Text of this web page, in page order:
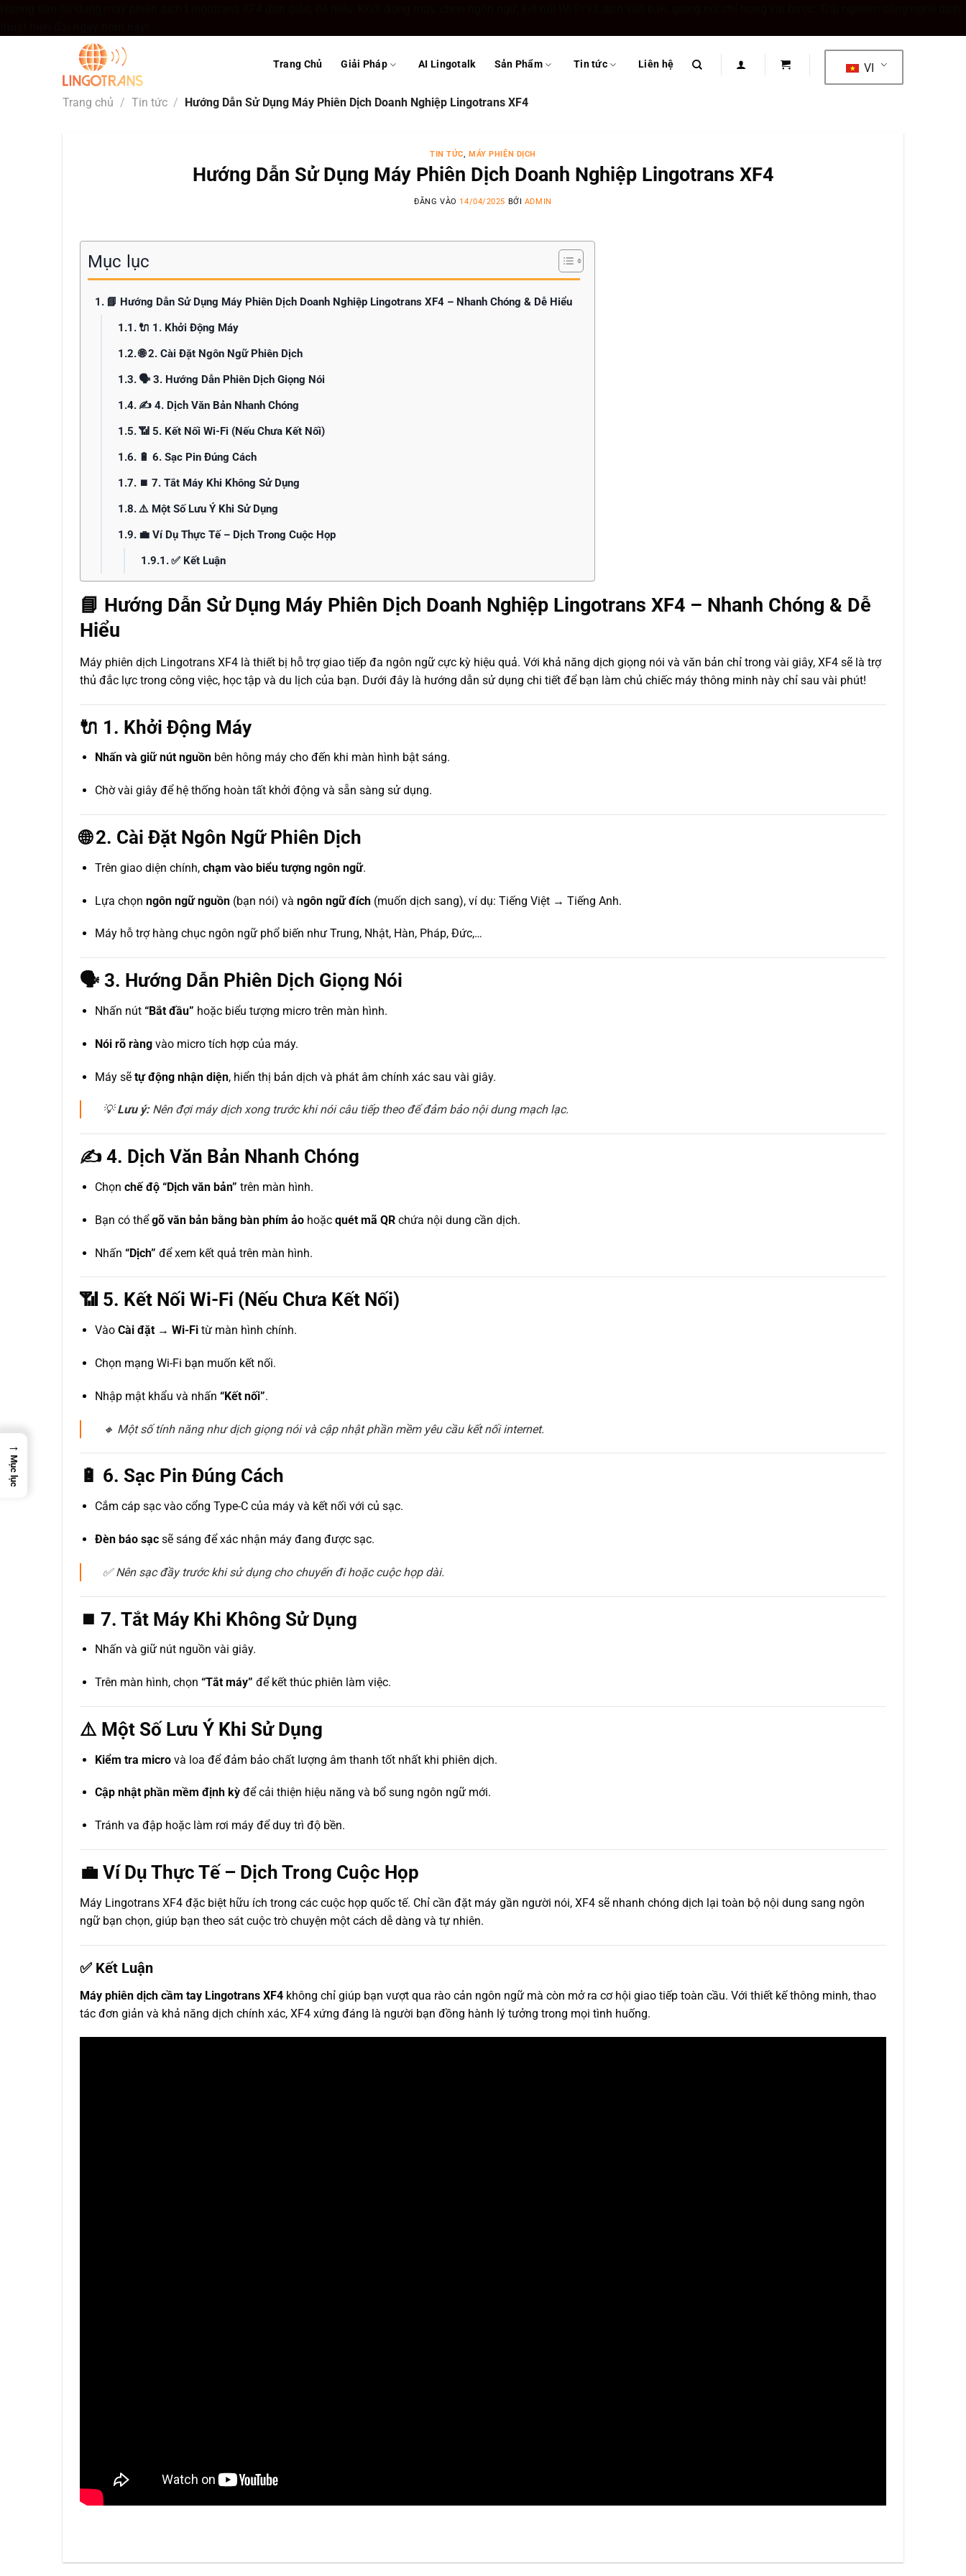
Trang Chủ Giải Pháp AI Lingotalk Sản Phẩm Tin tức Liên hệ VI
Trang chủ / Tin tức / Hướng Dẫn Sử Dụng Máy Phiên Dịch Doanh Nghiệp Lingotrans XF4
TIN TỨC,MÁY PHIÊN DỊCH
Hướng Dẫn Sử Dụng Máy Phiên Dịch Doanh Nghiệp Lingotrans XF4
ĐĂNG VÀO 14/04/2025 BỞI ADMIN
Mục lục
📘 Hướng Dẫn Sử Dụng Máy Phiên Dịch Doanh Nghiệp Lingotrans XF4 – Nhanh Chóng & Dễ Hiểu
🔌 1. Khởi Động Máy
🌐 2. Cài Đặt Ngôn Ngữ Phiên Dịch
🗣️ 3. Hướng Dẫn Phiên Dịch Giọng Nói
✍️ 4. Dịch Văn Bản Nhanh Chóng
📶 5. Kết Nối Wi-Fi (Nếu Chưa Kết Nối)
🔋 6. Sạc Pin Đúng Cách
⏹️ 7. Tắt Máy Khi Không Sử Dụng
⚠️ Một Số Lưu Ý Khi Sử Dụng
💼 Ví Dụ Thực Tế – Dịch Trong Cuộc Họp
✅ Kết Luận
📘 Hướng Dẫn Sử Dụng Máy Phiên Dịch Doanh Nghiệp Lingotrans XF4 – Nhanh Chóng & Dễ
Hiểu
Máy phiên dịch Lingotrans XF4 là thiết bị hỗ trợ giao tiếp đa ngôn ngữ cực kỳ hiệu quả. Với khả năng dịch giọng nói và văn bản chỉ trong vài giây, XF4 sẽ là trợ
thủ đắc lực trong công việc, học tập và du lịch của bạn. Dưới đây là hướng dẫn sử dụng chi tiết để bạn làm chủ chiếc máy thông minh này chỉ sau vài phút!
🔌 1. Khởi Động Máy
Nhấn và giữ nút nguồnbên hông máy cho đến khi màn hình bật sáng.
Chờ vài giây để hệ thống hoàn tất khởi động và sẵn sàng sử dụng.
🌐 2. Cài Đặt Ngôn Ngữ Phiên Dịch
Trên giao diện chính, chạm vào biểu tượng ngôn ngữ.
Lựa chọn ngôn ngữ nguồn(bạn nói) và ngôn ngữ đích(muốn dịch sang), ví dụ: Tiếng Việt → Tiếng Anh.
Máy hỗ trợ hàng chục ngôn ngữ phổ biến như Trung, Nhật, Hàn, Pháp, Đức,…
🗣️ 3. Hướng Dẫn Phiên Dịch Giọng Nói
Nhấn nút “Bắt đầu” hoặc biểu tượng micro trên màn hình.
Nói rõ ràngvào micro tích hợp của máy.
Máy sẽ tự động nhận diện, hiển thị bản dịch và phát âm chính xác sau vài giây.
💡Lưu ý:Nên đợi máy dịch xong trước khi nói câu tiếp theo để đảm bảo nội dung mạch lạc.
✍️ 4. Dịch Văn Bản Nhanh Chóng
Chọn chế độ “Dịch văn bản” trên màn hình.
Bạn có thểgõ văn bản bằng bàn phím ảohoặc quét mã QRchứa nội dung cần dịch.
Nhấn “Dịch” để xem kết quả trên màn hình.
📶 5. Kết Nối Wi-Fi (Nếu Chưa Kết Nối)
Vào Cài đặt → Wi-Fitừ màn hình chính.
Chọn mạng Wi-Fi bạn muốn kết nối.
Nhập mật khẩu và nhấn “Kết nối”.
🔸 Một số tính năng như dịch giọng nói và cập nhật phần mềm yêu cầu kết nối internet.
🔋 6. Sạc Pin Đúng Cách
Cắm cáp sạc vào cổng Type-C của máy và kết nối với củ sạc.
Đèn báo sạcsẽ sáng để xác nhận máy đang được sạc.
✅ Nên sạc đầy trước khi sử dụng cho chuyến đi hoặc cuộc họp dài.
⏹️ 7. Tắt Máy Khi Không Sử Dụng
Nhấn và giữ nút nguồn vài giây.
Trên màn hình, chọn “Tắt máy” để kết thúc phiên làm việc.
⚠️ Một Số Lưu Ý Khi Sử Dụng
Kiểm tra microvà loa để đảm bảo chất lượng âm thanh tốt nhất khi phiên dịch.
Cập nhật phần mềm định kỳđể cải thiện hiệu năng và bổ sung ngôn ngữ mới.
Tránh va đập hoặc làm rơi máy để duy trì độ bền.
💼 Ví Dụ Thực Tế – Dịch Trong Cuộc Họp
Máy Lingotrans XF4 đặc biệt hữu ích trong các cuộc họp quốc tế. Chỉ cần đặt máy gần người nói, XF4 sẽ nhanh chóng dịch lại toàn bộ nội dung sang ngôn
ngữ bạn chọn, giúp bạn theo sát cuộc trò chuyện một cách dễ dàng và tự nhiên.
✅ Kết Luận
Máy phiên dịch cầm tay Lingotrans XF4 không chỉ giúp bạn vượt qua rào cản ngôn ngữ mà còn mở ra cơ hội giao tiếp toàn cầu. Với thiết kế thông minh, thao
tác đơn giản và khả năng dịch chính xác, XF4 xứng đáng là người bạn đồng hành lý tưởng trong mọi tình huống.
→
Mục lục